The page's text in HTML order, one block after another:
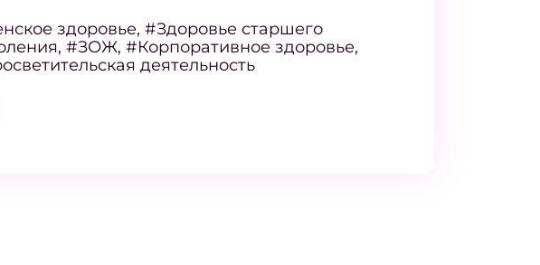
здоровье, #Здоровье старшего
#ЗОЖ, #Корпоративное здоровье,
деятельность